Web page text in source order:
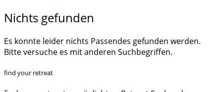
Nichts gefunden
Es konnte leider nichts Passendes gefunden werden.
Bitte versuche es mit anderen Suchbegriffen.
find your retreat